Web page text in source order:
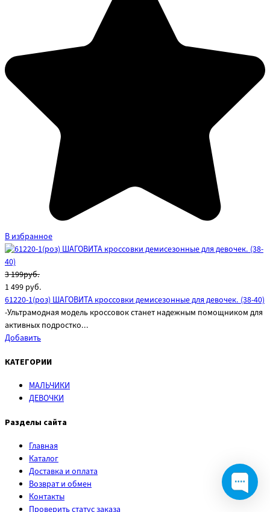
В избранное
3 199руб.
1 499 руб.
61220-1(роз) ШАГОВИТА кроссовки демисезонные для девочек. (38-40)
-Ультрамодная модель кроссовок станет надежным помощником для
активных подростко...
Добавить
КАТЕГОРИИ
МАЛЬЧИКИ
ДЕВОЧКИ
Разделы сайта
Главная
Каталог
Доставка и оплата
Возврат и обмен
Контакты